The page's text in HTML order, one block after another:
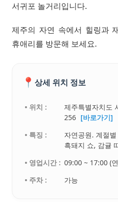
서귀포 놀거리입니다.
제주의 자연 속에서 힐링과
휴애리를 방문해 보세요.
📍 상세 위치 정보
• 위치 :
제주특별자치도
256 [바로가기]
• 특징 :
자연공원. 계절
흑돼지 쇼, 감귤
• 영업시간 : 09:00 ~ 17:00 (
• 주차 :
가능